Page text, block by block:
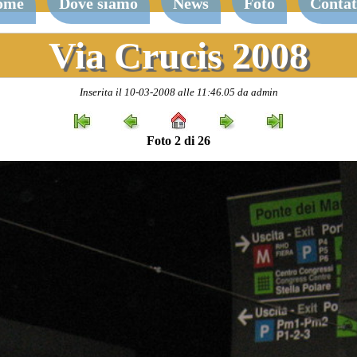
Via Crucis 2008
Inserita il 10-03-2008 alle 11:46.05 da admin
Foto 2 di 26